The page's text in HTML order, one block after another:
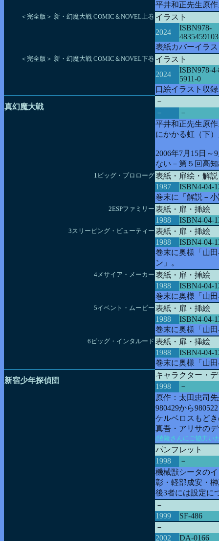
平井和正先生原
＜完全版＞ 新・幻魔大戦 COMIC＆NOVEL上巻 イラスト
2024
ISBN978-
4835459103
表紙カバーイラ
＜完全版＞ 新・幻魔大戦 COMIC＆NOVEL下巻 イラスト
2024
ISBN978-
5911-0
口絵イラスト収
真幻魔大戦
－
－
－
平井和正先生原
にかかる虹（下
2006年7月15日
ない－第５回高
1ビッグ・プロローグ表紙・扉絵・解説
1987
ISBN4-04-
巻末に「解説－
2ESPファミリー 表紙・扉・挿絵
1988
ISBN4-04-
3スリーピング・ビューティー 表紙・扉・挿絵
1988
ISBN4-04-
巻末に奥様「山
ン」。
4メサイア・メーカー 表紙・扉・挿絵
1988
ISBN4-04-
巻末に奥様「山
5イベント・ムービー 表紙・扉・挿絵
1988
ISBN4-04-
巻末に奥様「山
6ビッグ・インタルード 表紙・扉・挿絵
1988
ISBN4-04-
巻末に奥様「山
新宿少年探偵団
キャラクター・
1998
－
原作：太田忠司
980429から
ケルベロスもど
真吾・アリサの
(陵陵さんにご協力い
パンフレット
1998
－
機械獣シータの
彰・軽部成安・
後3者には設定に
－
1999
SF-486
－
2002
DA-0166